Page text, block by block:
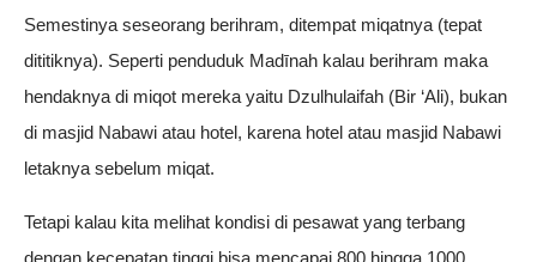
Semestinya seseorang berihram, ditempat miqatnya (tepat
dititiknya). Seperti penduduk Madīnah kalau berihram maka
hendaknya di miqot mereka yaitu Dzulhulaifah (Bir ‘Ali), bukan
di masjid Nabawi atau hotel, karena hotel atau masjid Nabawi
letaknya sebelum miqat.
Tetapi kalau kita melihat kondisi di pesawat yang terbang
dengan kecepatan tinggi bisa mencapai 800 hingga 1000